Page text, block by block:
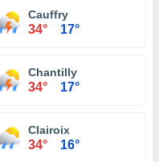
Cauffry
34° 17°
Chantilly
34° 17°
Clairoix
34° 16°